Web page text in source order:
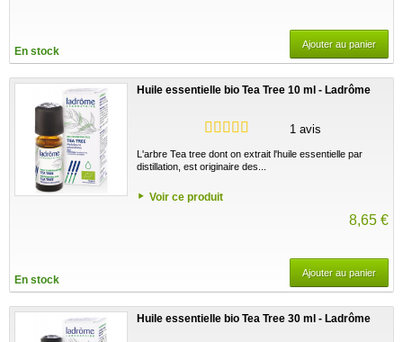
En stock
Ajouter au panier
Huile essentielle bio Tea Tree 10 ml - Ladrôme
1 avis
L'arbre Tea tree dont on extrait l'huile essentielle par
distillation, est originaire des...
Voir ce produit
8,65 €
En stock
Ajouter au panier
Huile essentielle bio Tea Tree 30 ml - Ladrôme